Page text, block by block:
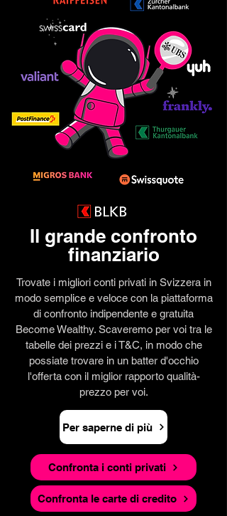
Il grande confronto
finanziario
Trovate i migliori conti privati in Svizzera in
modo semplice e veloce con la piattaforma
di confronto indipendente e gratuita
Become Wealthy. Scaveremo per voi tra le
tabelle dei prezzi e i T&C, in modo che
possiate trovare in un batter d'occhio
l'offerta con il miglior rapporto qualità-
prezzo per voi.
Per saperne di più
Confronta i conti privati
Confronta le carte di credito